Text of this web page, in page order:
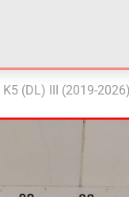
K5 (DL) III (2019-2026)